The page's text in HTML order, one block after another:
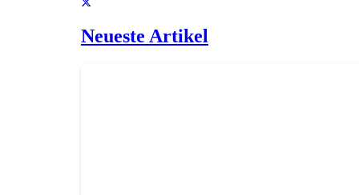
Neueste Artikel